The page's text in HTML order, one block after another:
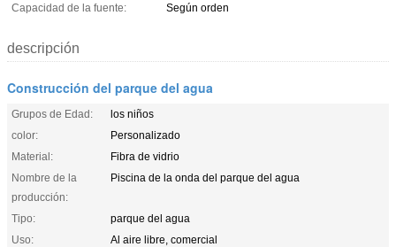
Capacidad de la fuente:
Según orden
descripción
Construcción del parque del agua
Grupos de Edad:
los niños
color:
Personalizado
Material:
Fibra de vidrio
Nombre de la
producción:
Piscina de la onda del parque del agua
Tipo:
parque del agua
Uso:
Al aire libre, comercial